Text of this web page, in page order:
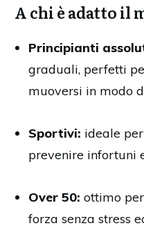
A chi è adatto il
Principianti
graduali, perfetti
muoversi in modo
Sportivi: ideale
prevenire infortuni
Over 50: ottimo
forza senza stress